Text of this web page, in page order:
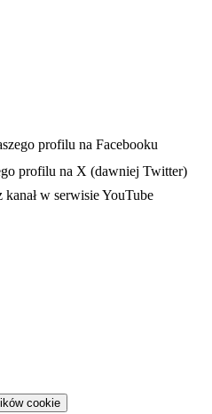
nowej karcieprofilu na Facebooku
profilu na X (dawniej Twitter)
nowej karcie
kanał w serwisie YouTube
cookie